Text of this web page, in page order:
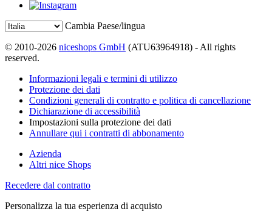
Cambia Paese/lingua
© 2010-2026 niceshops GmbH (ATU63964918) - All rights
reserved.
Informazioni legali e termini di utilizzo
Protezione dei dati
Condizioni generali di contratto e politica di cancellazione
Dichiarazione di accessibilità
Impostazioni sulla protezione dei dati
Annullare qui i contratti di abbonamento
Azienda
Altri nice Shops
Recedere dal contratto
Personalizza la tua esperienza di acquisto